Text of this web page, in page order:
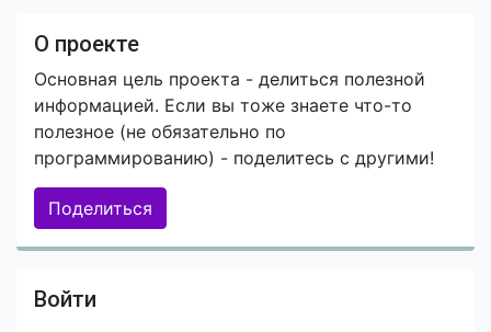
О проекте
Основная цель проекта - делиться полезной
информацией. Если вы тоже знаете что-то
полезное (не обязательно по
программированию) - поделитесь с другими!
Поделиться
Войти